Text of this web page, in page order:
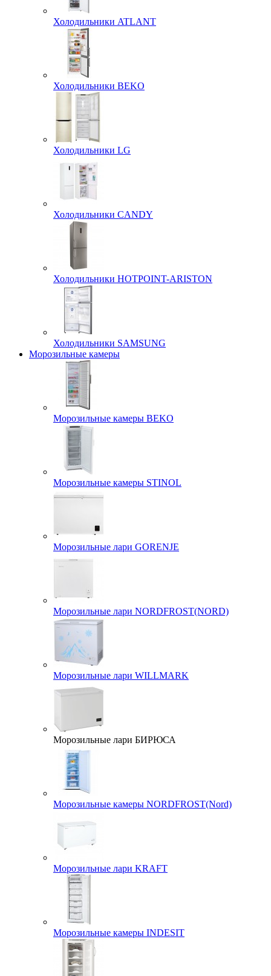
Холодильники ATLANT
Холодильники BEKO
Холодильники LG
Холодильники CANDY
Холодильники HOTPOINT-ARISTON
Холодильники SAMSUNG
Морозильные камеры
Морозильные камеры BEKO
Морозильные камеры STINOL
Морозильные лари GORENJE
Морозильные лари NORDFROST(NORD)
Морозильные лари WILLMARK
Морозильные лари БИРЮСА
Морозильные камеры NORDFROST(Nord)
Морозильные лари KRAFT
Морозильные камеры INDESIT